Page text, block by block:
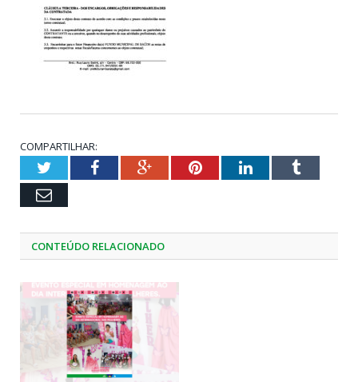
COMPARTILHAR:
TwitterFacebookGoogle+PinterestLinkedInTumblr
Email
CONTEÚDO RELACIONADO